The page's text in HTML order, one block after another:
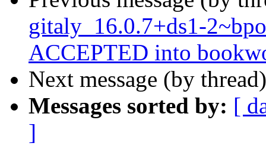
gitaly_16.0.7+ds1-
ACCEPTED into
Next message (by
Messages sorted by: [
]